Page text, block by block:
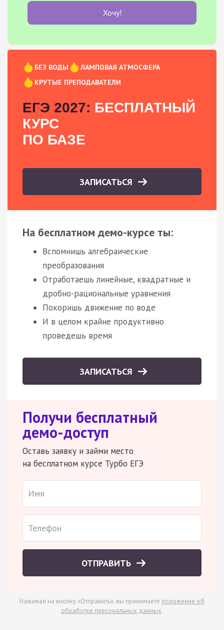
Хочу!
БЕЗ ВОДЫ
ЛАМПОВАЯ АТМОСФЕРА
КРУТЫЕ ПРЕПОДАВАТЕЛИ
ЕГЭ 2027: БЕСПЛАТНЫЙ
КУРС
ПО БАЗЕ
ЗАПИСАТЬСЯ
На бесплатном демо-курсе ты:
Вспомнишь алгебраические
преобразования
Отработаешь линейные, квадратные и
дробно-рациональные уравнения
Покоришь движение по воде
И в целом крайне продуктивно
проведешь время
ЗАПИСАТЬСЯ
Получи бесплатный
демо-доступ
Оставь заявку и займи место
на бесплатном курсе Турбо ЕГЭ
ОТПРАВИТЬ
Нажимая на кнопку «Отправить», вы принимаете положение об
обработке персональных данных.